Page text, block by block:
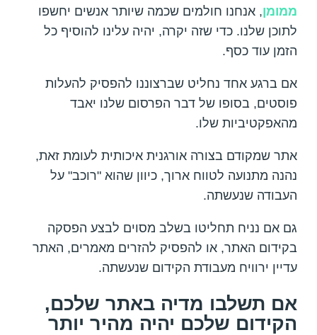
ממומן, אנחנו חולמים שכמה שיותר אנשים יחשפו
לתוכן שלנו. כדי שזה יקרה, יהיה עלינו להוסיף כל
הזמן עוד כסף.
אם ברגע אחד נחליט שברצוננו להפסיק להעלות
פוסטים, בסופו של דבר הפרסום שלנו יאבד
מהאפקטיביות שלו.
אתר שמקודם בצורה אורגנית איכותית לעומת זאת,
נהנה מתנועה לטווח ארוך, כיוון שהוא "רוכב" על
העבודה שנעשתה.
גם אם נניח תחליטו בשלב מסוים לבצע הפסקה
בקידום האתר, או להפסיק להזרים מאמרים, האתר
עדיין ירוויח מעבודת הקידום שנעשתה.
אם תשלבו מדיה באתר שלכם,
הקידום שלכם יהיה מהיר יותר